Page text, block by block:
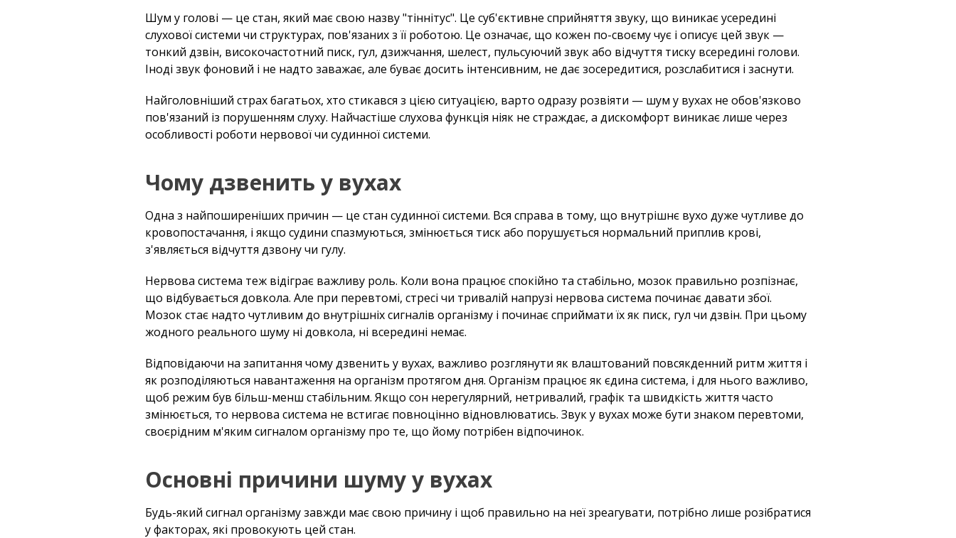
Шум у голові — це стан, який має свою назву "тіннітус". Це суб'єктивне сприйняття звуку, що виникає усередині
слухової системи чи структурах, пов'язаних з її роботою. Це означає, що кожен по-своєму чує і описує цей звук —
тонкий дзвін, високочастотний писк, гул, дзижчання, шелест, пульсуючий звук або відчуття тиску всередині голови.
Іноді звук фоновий і не надто заважає, але буває досить інтенсивним, не дає зосередитися, розслабитися і заснути.
Найголовніший страх багатьох, хто стикався з цією ситуацією, варто одразу розвіяти — шум у вухах не обов'язково
пов'язаний із порушенням слуху. Найчастіше слухова функція ніяк не страждає, а дискомфорт виникає лише через
особливості роботи нервової чи судинної системи.
Чому дзвенить у вухах
Одна з найпоширеніших причин — це стан судинної системи. Вся справа в тому, що внутрішнє вухо дуже чутливе до
кровопостачання, і якщо судини спазмуються, змінюється тиск або порушується нормальний приплив крові,
з'являється відчуття дзвону чи гулу.
Нервова система теж відіграє важливу роль. Коли вона працює спокійно та стабільно, мозок правильно розпізнає,
що відбувається довкола. Але при перевтомі, стресі чи тривалій напрузі нервова система починає давати збої.
Мозок стає надто чутливим до внутрішніх сигналів організму і починає сприймати їх як писк, гул чи дзвін. При цьому
жодного реального шуму ні довкола, ні всередині немає.
Відповідаючи на запитання чому дзвенить у вухах, важливо розглянути як влаштований повсякденний ритм життя і
як розподіляються навантаження на організм протягом дня. Організм працює як єдина система, і для нього важливо,
щоб режим був більш-менш стабільним. Якщо сон нерегулярний, нетривалий, графік та швидкість життя часто
змінюється, то нервова система не встигає повноцінно відновлюватись. Звук у вухах може бути знаком перевтоми,
своєрідним м'яким сигналом організму про те, що йому потрібен відпочинок.
Основні причини шуму у вухах
Будь-який сигнал організму завжди має свою причину і щоб правильно на неї зреагувати, потрібно лише розібратися
у факторах, які провокують цей стан.